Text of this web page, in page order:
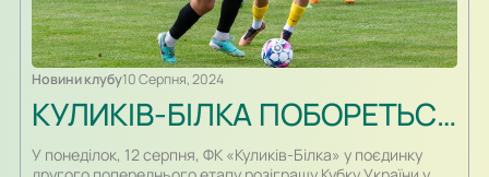
Новини клубу10 Серпня, 2024
КУЛИКІВ-БІЛКА ПОБОРЕТЬСЯ У ГОРОДЕНЦІ ЗА ПУТІВКУ У ТРЕТІЙ РАУНД КУБКА УКРАЇНИ
У понеділок, 12 серпня, ФК «Куликів-Білка» у поєдинку